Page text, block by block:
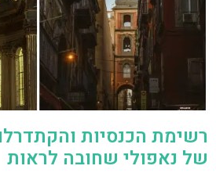
רשימת הכנסיות
של נאפולי שחובה לראות